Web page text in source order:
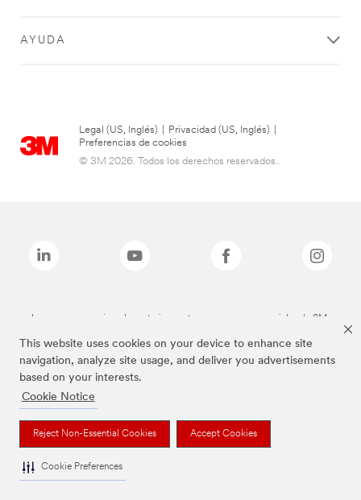
This website uses cookies on your device to enhance site
navigation, analyze site usage, and deliver you advertisements
based on your interests.
Cookie Notice
Reject Non-Essential Cookies Accept Cookies
Cookie Preferences
AYUDA
Legal (US, Inglés) Privacidad (US, Inglés)
Preferencias de cookies
© 3M 2026. Todos los derechos reservados..
Las marcas mencionadas anteriormente son marcas comerciales de 3M.